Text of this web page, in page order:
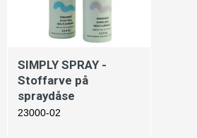
SIMPLY SPRAY -
Stoffarve på
spraydåse
23000-02